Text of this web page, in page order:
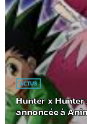
ACTUS
Hunter x
annoncée à